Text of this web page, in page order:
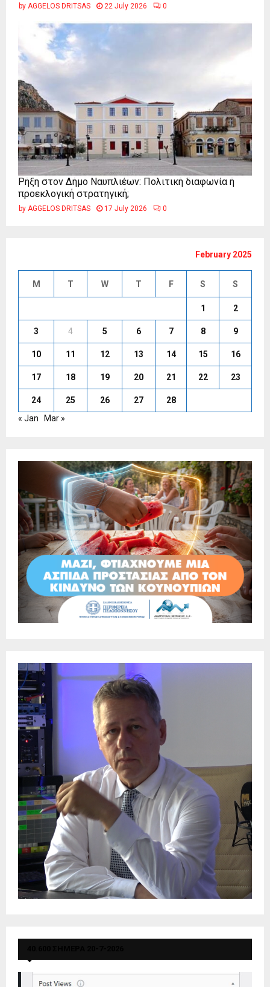
by AGGELOS DRITSAS 22 July 2026 0
Ρήξη στον Δήμο Ναυπλιέων: Πολιτική διαφωνία ή
προεκλογική στρατηγική;
by AGGELOS DRITSAS 17 July 2026 0
February 2025
M T W T F S S
1 2
3 4 5 6 7 8 9
10 11 12 13 14 15 16
17 18 19 20 21 22 23
24 25 26 27
28
« Jan
Mar »